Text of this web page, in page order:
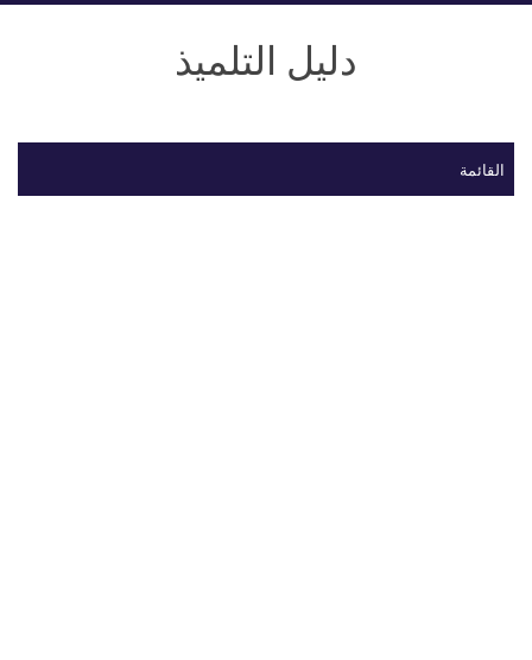
دليل التلميذ
القائمة